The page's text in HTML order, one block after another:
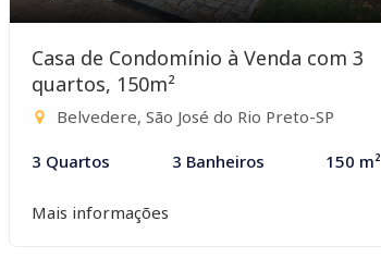
Casa de Condomínio à Venda com 3
quartos, 150m²
Belvedere, São José do Rio Preto-SP
3 Quartos 3 Banheiros 150 m²
Mais informações